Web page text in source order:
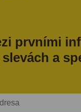
prvními
a